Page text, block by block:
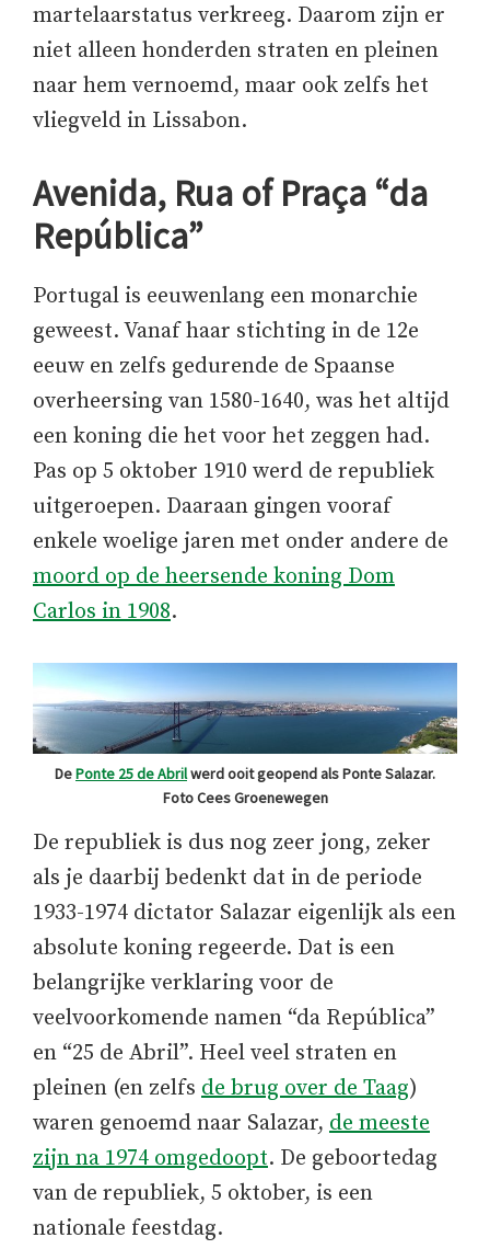
martelaarstatus verkreeg. Daarom zijn er
niet alleen honderden straten en pleinen
naar hem vernoemd, maar ook zelfs het
vliegveld in Lissabon.
Avenida, Rua of Praça “da
República”
Portugal is eeuwenlang een monarchie
geweest. Vanaf haar stichting in de 12e
eeuw en zelfs gedurende de Spaanse
overheersing van 1580-1640, was het altijd
een koning die het voor het zeggen had.
Pas op 5 oktober 1910 werd de republiek
uitgeroepen. Daaraan gingen vooraf
enkele woelige jaren met onder andere de
moord op de heersende koning Dom
Carlos in 1908.
DePonte 25 de Abrilwerd ooit geopend als Ponte Salazar.
Foto Cees Groenewegen
De republiek is dus nog zeer jong, zeker
als je daarbij bedenkt dat in de periode
1933-1974 dictator Salazar eigenlijk als een
absolute koning regeerde. Dat is een
belangrijke verklaring voor de
veelvoorkomende namen “da República”
en “25 de Abril”. Heel veel straten en
pleinen (en zelfs de brug over de Taag)
waren genoemd naar Salazar, de meeste
zijn na 1974 omgedoopt. De geboortedag
van de republiek, 5 oktober, is een
nationale feestdag.